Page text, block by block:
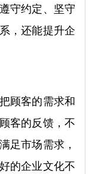
守约定、坚守
，还能提升企
顾客的需求和
客的反馈，不
足市场需求，
的企业文化不